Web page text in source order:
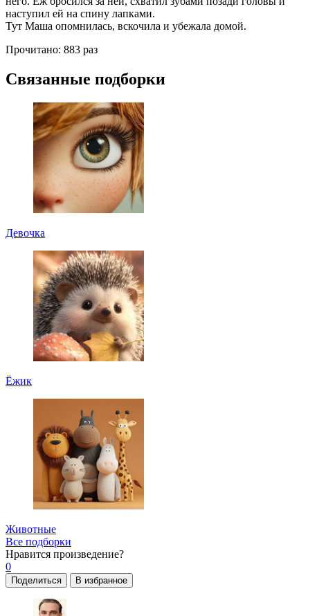
наступил ей на спину лапками.
Тут Маша опомнилась, вскочила и убежала домой.
Прочитано: 883 раз
Связанные подборки
Девочка
Ёжик
Животные
Все подборки
Нравится произведение?
0
Поделиться В избранное